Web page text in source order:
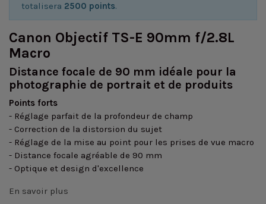
totalisera 2500 points.
Canon Objectif TS-E 90mm f/2.8L
Macro
Distance focale de 90 mm idéale pour la
photographie de portrait et de produits
Points forts
- Réglage parfait de la profondeur de champ
- Correction de la distorsion du sujet
- Réglage de la mise au point pour les prises de vue macro
- Distance focale agréable de 90 mm
- Optique et design d'excellence
En savoir plus